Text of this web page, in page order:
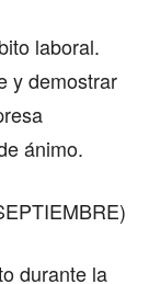
laboral.
y demostrar
ánimo.
durante la